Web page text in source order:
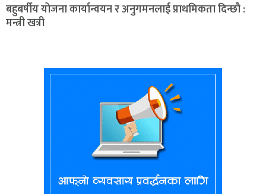
बहुबर्षीय योजना कार्यान्वयन र अनुगमनलाई प्राथमिकता दिन्छौ :
मन्त्री खत्री